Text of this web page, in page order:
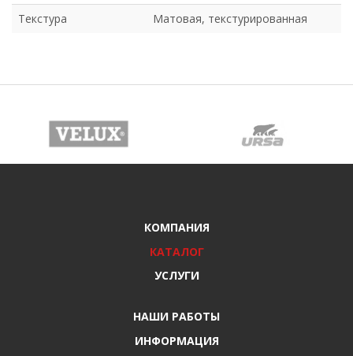
Текстура
Матовая, текстурированная
КОМПАНИЯ
КАТАЛОГ
УСЛУГИ
НАШИ РАБОТЫ
ИНФОРМАЦИЯ